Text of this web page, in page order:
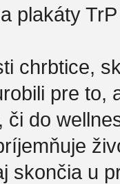
plakáty
chrbtice,
pre to,
či do
skončia u